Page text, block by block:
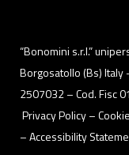
“Bonomini s.r.l.”
Borgosatollo (Bs) Italy
2507032 – Cod. Fisc
Privacy Policy–
–Accessibility